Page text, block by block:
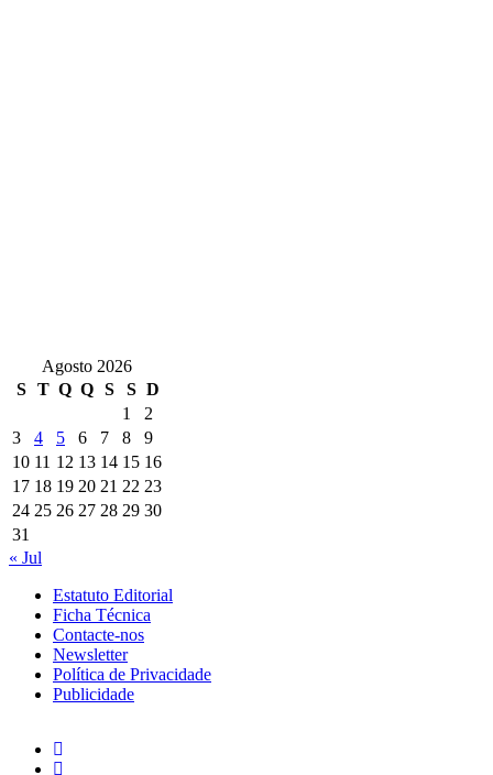
Agosto 2026
S
T Q Q S S D
1
2
3
4 5 6 7 8
9
10 11 12 13 14 15 16
17 18 19 20 21 22 23
24 25 26 27 28 29 30
31
« Jul
Estatuto Editorial
Ficha Técnica
Contacte-nos
Newsletter
Política de Privacidade
Publicidade